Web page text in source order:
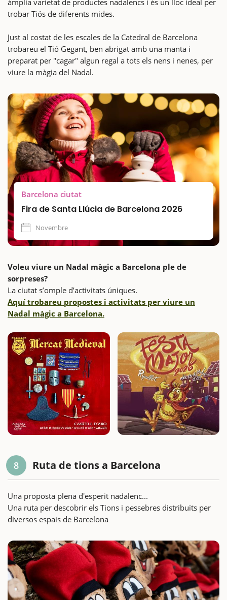
àmplia varietat de productes nadalencs i és un lloc ideal per
trobar Tiós de diferents mides.
Just al costat de les escales de la Catedral de Barcelona
trobareu el Tió Gegant, ben abrigat amb una manta i
preparat per "cagar" algun regal a tots els nens i nenes, per
viure la màgia del Nadal.
Barcelona ciutat
Fira de Santa Llúcia de Barcelona 2026
Novembre
Voleu viure un Nadal màgic a Barcelona ple de
sorpreses?
La ciutat s’omple d’activitats úniques.
Aquí trobareu propostes i activitats per viure un
Nadal màgic a Barcelona.
8 Ruta de tions a Barcelona
Una proposta plena d'esperit nadalenc...
Una ruta per descobrir els Tions i pessebres distribuïts per
diversos espais de Barcelona